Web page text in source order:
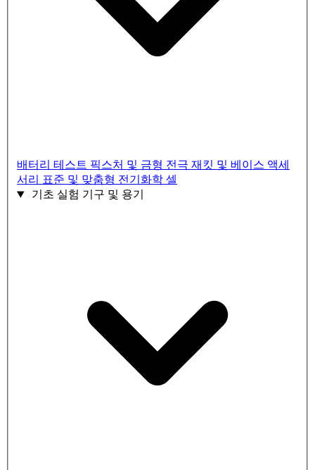
배터리 테스트 픽스처 및 금형 전극 재킷 및 베이스 액세
서리 표준 및 맞춤형 전기화학 셀
기초 실험 기구 및 용기